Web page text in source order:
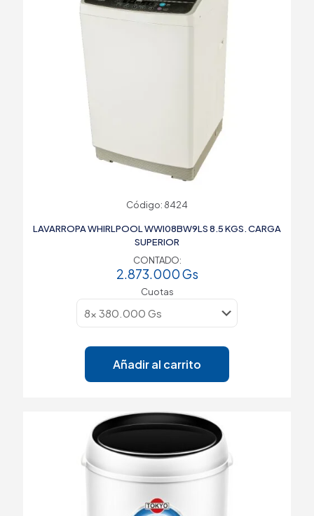
Código: 8424
LAVARROPA WHIRLPOOL WWI08BW9LS 8.5 KGS. CARGA
SUPERIOR
CONTADO:
2.873.000Gs
Cuotas
Añadir al carrito